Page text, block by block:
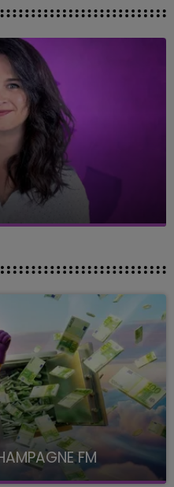
FM
FM, à 8H10